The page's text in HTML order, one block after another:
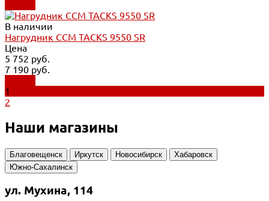
В наличии
Нагрудник CCM TACKS 9550 SR
Цена
5 752 руб.
7 190 руб.
1
2
Наши магазины
Благовещенск Иркутск Новосибирск
Хабаровск
Южно-Сахалинск
ул. Мухина, 114